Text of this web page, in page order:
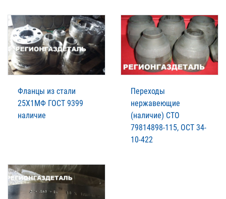
Фланцы из стали
25Х1МФ ГОСТ 9399
наличие
Переходы
нержавеющие
(наличие) СТО
79814898-115, ОСТ 34-
10-422